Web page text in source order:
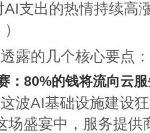
支出的热情持续高
露的几个核心要点：
：80%的钱将流向云
波AI基础设施建设
场盛宴中，服务提供